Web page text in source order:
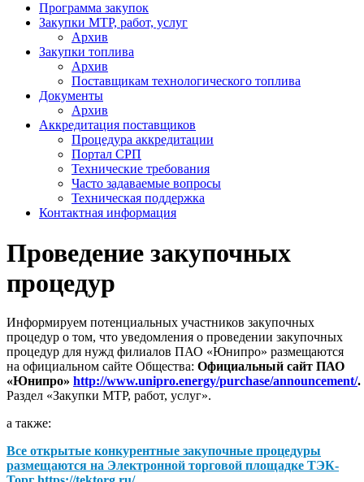
Программа закупок
Закупки МТР, работ, услуг
Архив
Закупки топлива
Архив
Поставщикам технологического топлива
Документы
Архив
Аккредитация поставщиков
Процедура аккредитации
Портал СРП
Технические требования
Часто задаваемые вопросы
Техническая поддержка
Контактная информация
Проведение закупочных
процедур
Информируем потенциальных участников закупочных
процедур о том, что уведомления о проведении закупочных
процедур для нужд филиалов ПАО «Юнипро» размещаются
на официальном сайте Общества: Официальный сайт ПАО
«Юнипро» http://www.unipro.energy/purchase/announcement/.
Раздел «Закупки МТР, работ, услуг».
а также:
Все открытые конкурентные закупочные процедуры
размещаются на Электронной торговой площадке ТЭК-